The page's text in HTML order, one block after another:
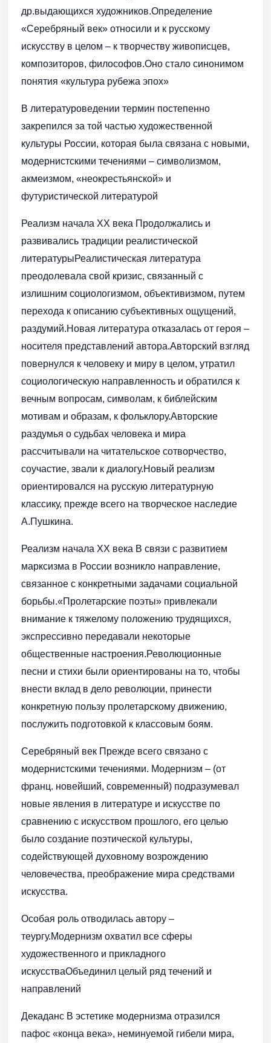
др.выдающихся художников.Определение
«Серебряный век» относили и к русскому
искусству в целом – к творчеству живописцев,
композиторов, философов.Оно стало синонимом
понятия «культура рубежа эпох»
В литературоведении термин постепенно
закрепился за той частью художественной
культуры России, которая была связана с новыми,
модернистскими течениями – символизмом,
акмеизмом, «неокрестьянской» и
футуристической литературой
Реализм начала ХХ века Продолжались и
развивались традиции реалистической
литературыРеалистическая литература
преодолевала свой кризис, связанный с
излишним социологизмом, объективизмом, путем
перехода к описанию субъективных ощущений,
раздумий.Новая литература отказалась от героя –
носителя представлений автора.Авторский взгляд
повернулся к человеку и миру в целом, утратил
социологическую направленность и обратился к
вечным вопросам, символам, к библейским
мотивам и образам, к фольклору.Авторские
раздумья о судьбах человека и мира
рассчитывали на читательское сотворчество,
соучастие, звали к диалогу.Новый реализм
ориентировался на русскую литературную
классику, прежде всего на творческое наследие
А.Пушкина.
Реализм начала ХХ века В связи с развитием
марксизма в России возникло направление,
связанное с конкретными задачами социальной
борьбы.«Пролетарские поэты» привлекали
внимание к тяжелому положению трудящихся,
экспрессивно передавали некоторые
общественные настроения.Революционные
песни и стихи были ориентированы на то, чтобы
внести вклад в дело революции, принести
конкретную пользу пролетарскому движению,
послужить подготовкой к классовым боям.
Серебряный век Прежде всего связано с
модернистскими течениями. Модернизм – (от
франц. новейший, современный) подразумевал
новые явления в литературе и искусстве по
сравнению с искусством прошлого, его целью
было создание поэтической культуры,
содействующей духовному возрождению
человечества, преображение мира средствами
искусства.
Особая роль отводилась автору –
теургу.Модернизм охватил все сферы
художественного и прикладного
искусстваОбъединил целый ряд течений и
направлений
Декаданс В эстетике модернизма отразился
пафос «конца века», неминуемой гибели мира,